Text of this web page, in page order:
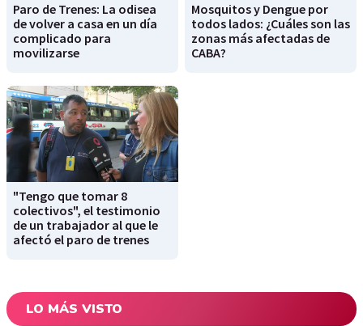
Paro de Trenes: La odisea
de volver a casa en un día
complicado para
movilizarse
Mosquitos y Dengue por
todos lados: ¿Cuáles son las
zonas más afectadas de
CABA?
"Tengo que tomar 8
colectivos", el testimonio
de un trabajador al que le
afectó el paro de trenes
LO MÁS VISTO